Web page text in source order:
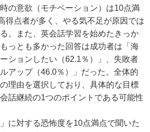
の意欲（モチベーション）は10点満
得点者が多く、やる気不足が原因では
。また、英会話学習を始めたきっか
っとも多かった回答は成功者は「海
ションしたい（62.1％）」、失敗者
アップ（46.0％）」だった。全体的
理由を選択しており、具体的な目標
話継続の1つのポイントである可能性
に対する恐怖度を10点満点で聞いた